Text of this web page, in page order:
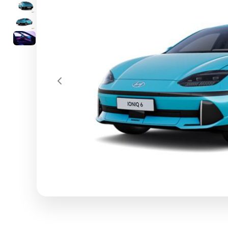
Previous